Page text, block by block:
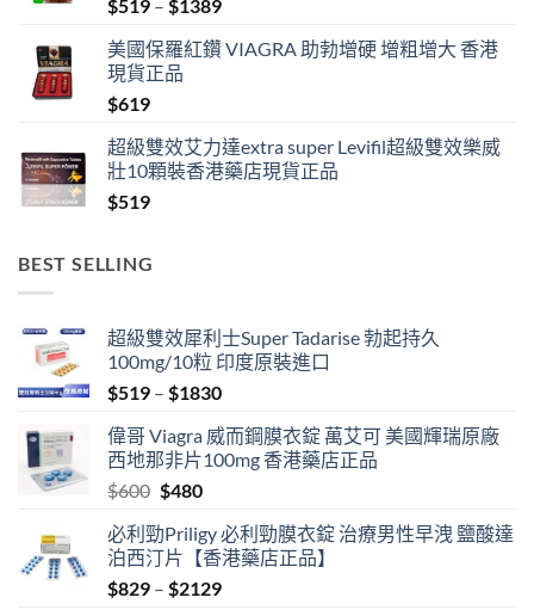
$519 – $1389
$519
美國保羅紅鑽 VIAGRA 助勃增硬 增粗增大 香港
現貨正品
$619
超級雙效艾力達extra super Levifil超級雙效樂威
壯10顆裝香港藥店現貨正品
$519
BEST SELLING
超級雙效犀利士Super Tadarise 勃起持久
100mg/10粒 印度原裝進口
$519 – $1830Price
$519
through
偉哥 Viagra 威而鋼膜衣錠 萬艾可 美國輝瑞原廠
西地那非片100mg 香港藥店正品
$600 Original
was:
$600.
$480Current
is:
$480.
必利勁Priligy 必利勁膜衣錠 治療男性早洩 鹽酸達
泊西汀片【香港藥店正品】
$829 – $2129Price